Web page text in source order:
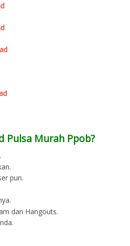
Pulsa Murah Ppob?
pun.
dan Hangouts.